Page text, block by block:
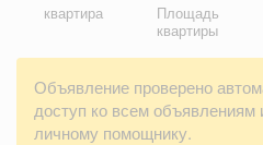
квартира
Площадь
квартиры
Объявление проверено
доступ ко всем объявлениям
личному помощнику.